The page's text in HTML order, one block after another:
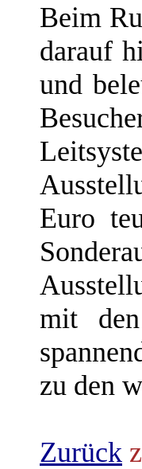
Beim
darauf
und
Euro
mit den
zu den
Zurück